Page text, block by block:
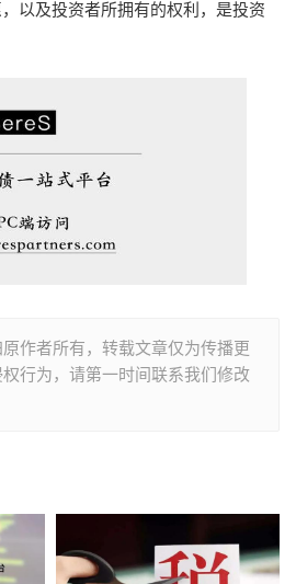
以及投资者所拥有的权利，是投资
作者所有，转载文章仅为传播更
行为，请第一时间联系我们修改